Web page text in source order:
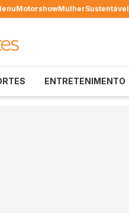
MotorshowMulherSustentável
ENTRETENIMENTO